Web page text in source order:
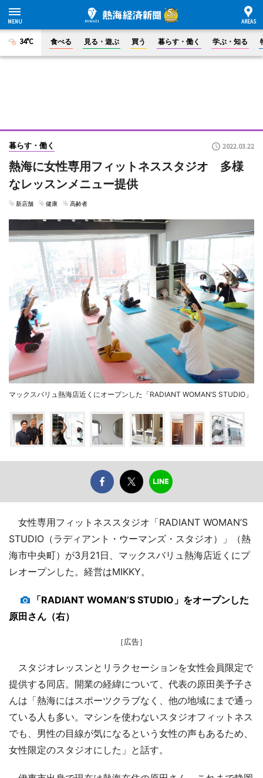
34°C 食べる 見る・遊ぶ 買う 暮らす・働く 学ぶ・知る
暮らす・働く 2022.03.22
熱海に女性専用フィットネススタジオ 多様
なレッスンメニュー提供
新店舗 健康 高齢者
マックスバリュ熱海店近くにオープンした「RADIANT WOMAN’S STUDIO」
女性専用フィットネススタジオ「RADIANT WOMAN’S
STUDIO（ラディアント・ウーマンズ・スタジオ）」（熱
海市中央町）が3月21日、マックスバリュ熱海店近くにプ
レオープンした。経営はMIKKY。
「RADIANT WOMAN’S STUDIO」をオープンした
原田さん（右）
［広告］
スタジオレッスンとリラクセーションを女性会員限定で
提供する同店。開業の経緯について、代表の原田美予子さ
んは「熱海にはスポーツクラブなく、他の地域にまで通っ
ている人も多い。マシンを使わないスタジオフィットネス
でも、男性の目線が気になるという女性の声もあるため、
女性限定のスタジオにした」と話す。